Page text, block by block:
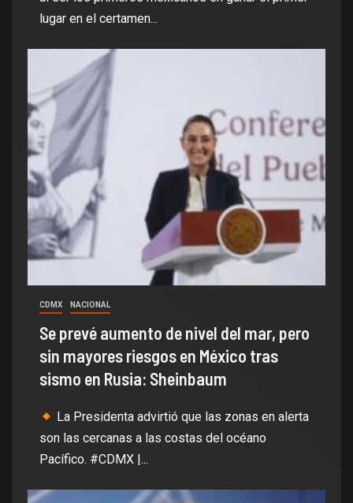
lugar en el certamen...
CDMX NACIONAL
Se prevé aumento de nivel del mar, pero
sin mayores riesgos en México tras
sismo en Rusia: Sheinbaum
La Presidenta advirtió que las zonas en alerta
son las cercanas a las costas del océano
Pacífico. #CDMX |...